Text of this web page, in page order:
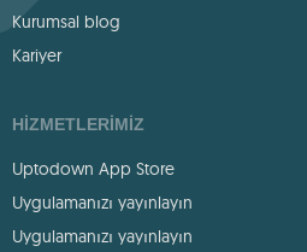
Kurumsal blog
Kariyer
HIZMETLERIMIZ
Uptodown App Store
Uygulamanızı yayınlayın
Uygulamanızı yayınlayın